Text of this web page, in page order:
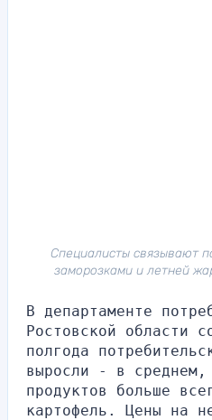
Специалисты связывают
заморозками и летней
В департаменте
Ростовской области
полгода
выросли - в
продуктов больше
картофель. Цены на